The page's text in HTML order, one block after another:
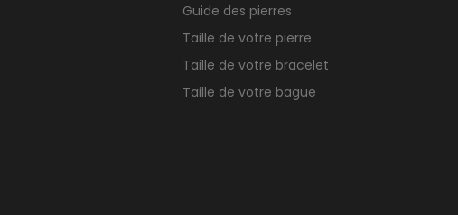
Guide des pierres
Taille de votre pierre
Taille de votre bracelet
Taille de votre bague